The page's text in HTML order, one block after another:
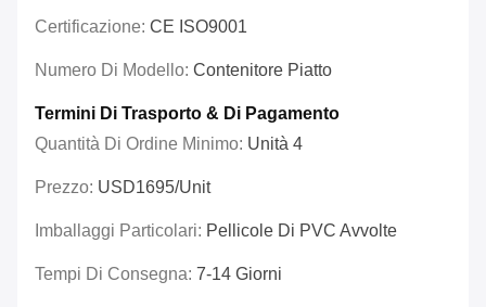
Certificazione: CE ISO9001
Numero Di Modello: Contenitore Piatto
Termini Di Trasporto & Di Pagamento
Quantità Di Ordine Minimo: Unità 4
Prezzo: USD1695/unit
Imballaggi Particolari: Pellicole Di PVC Avvolte
Tempi Di Consegna: 7-14 Giorni